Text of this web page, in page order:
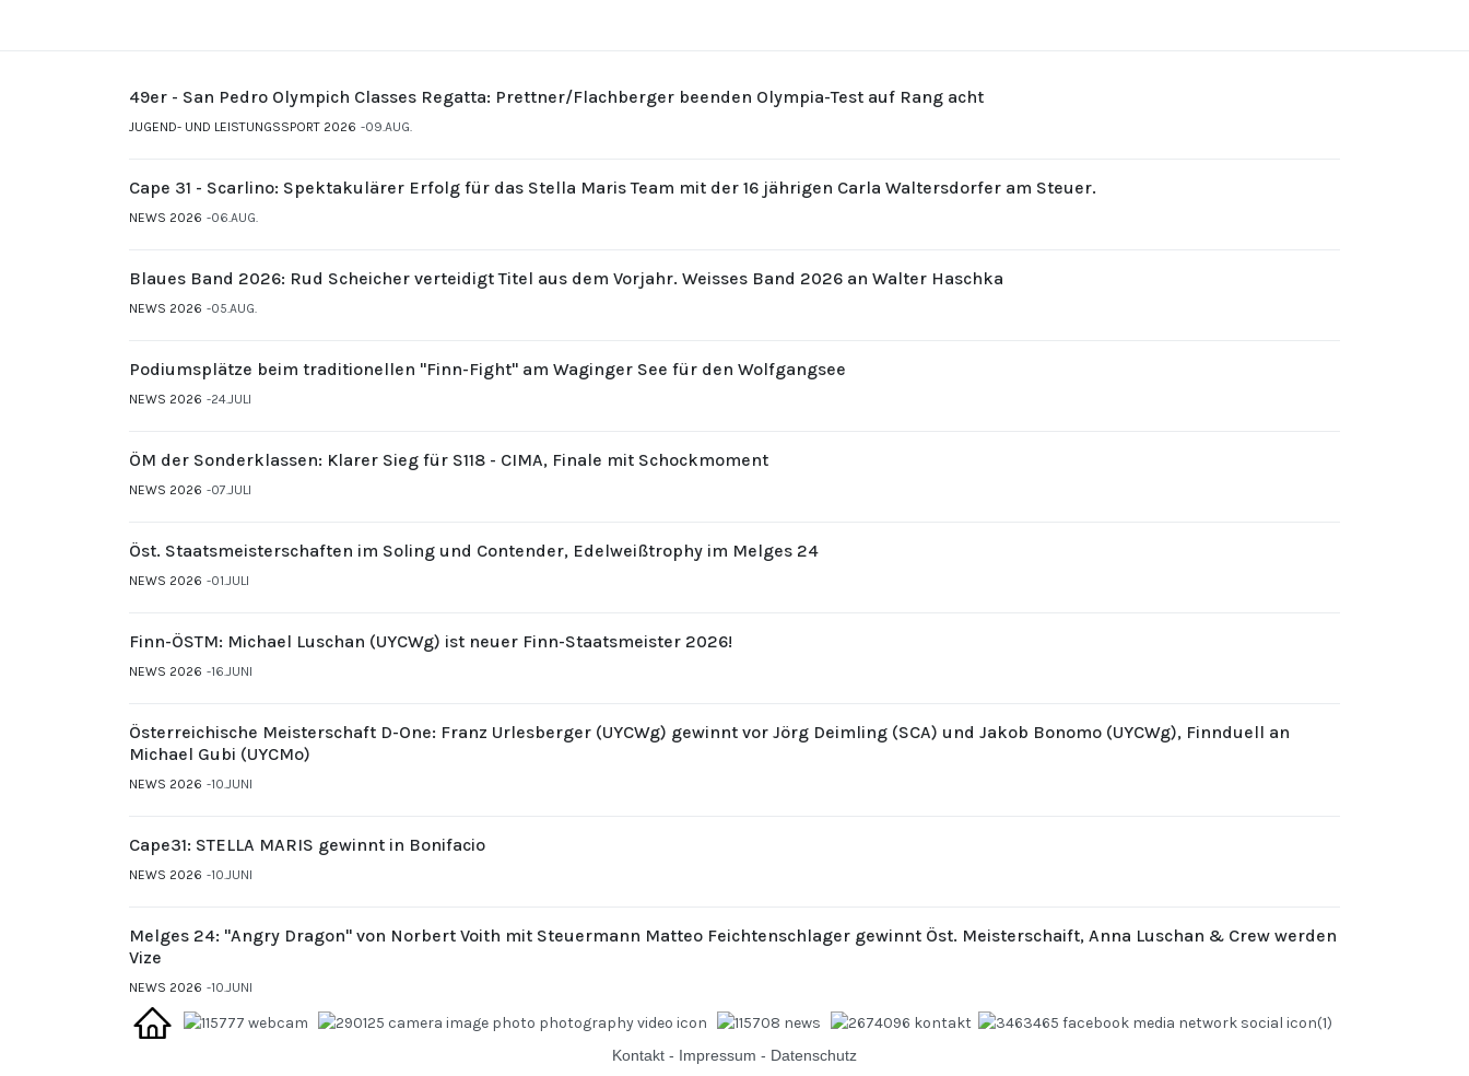
49er - San Pedro Olympich Classes Regatta: Prettner/Flachberger beenden Olympia-Test auf Rang acht
JUGEND- UND LEISTUNGSSPORT 2026 09.AUG.
Cape 31 - Scarlino: Spektakulärer Erfolg für das Stella Maris Team mit der 16 jährigen Carla Waltersdorfer am Steuer.
NEWS 2026 06.AUG.
Blaues Band 2026: Rud Scheicher verteidigt Titel aus dem Vorjahr. Weisses Band 2026 an Walter Haschka
NEWS 2026 05.AUG.
Podiumsplätze beim traditionellen "Finn-Fight" am Waginger See für den Wolfgangsee
NEWS 2026 24.JULI
ÖM der Sonderklassen: Klarer Sieg für S118 - CIMA, Finale mit Schockmoment
NEWS 2026 07.JULI
Öst. Staatsmeisterschaften im Soling und Contender, Edelweißtrophy im Melges 24
NEWS 2026 01.JULI
Finn-ÖSTM: Michael Luschan (UYCWg) ist neuer Finn-Staatsmeister 2026!
NEWS 2026 16.JUNI
Österreichische Meisterschaft D-One: Franz Urlesberger (UYCWg) gewinnt vor Jörg Deimling (SCA) und Jakob Bonomo (UYCWg), Finnduell an
Michael Gubi (UYCMo)
NEWS 2026 10.JUNI
Cape31: STELLA MARIS gewinnt in Bonifacio
NEWS 2026 10.JUNI
Melges 24: "Angry Dragon" von Norbert Voith mit Steuermann Matteo Feichtenschlager gewinnt Öst. Meisterschaift, Anna Luschan & Crew werden
Vize
NEWS 2026 10.JUNI
Kontakt - Impressum - Datenschutz